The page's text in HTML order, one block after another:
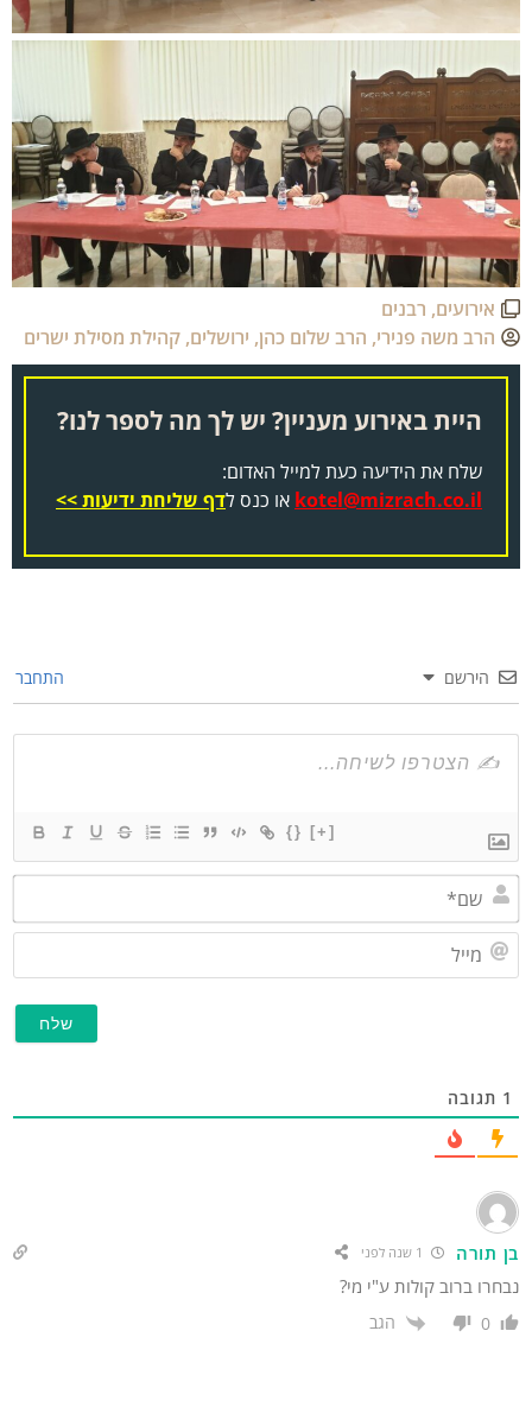
אירועים,רבנים
הרב משה פנירי,הרב שלום כהן,ירושלים,קהילת מסילת ישרים
היית באירוע מעניין? יש לך מה לספר לנו?
שלח את הידיעה כעת למייל האדום:
kotel@mizrach.co.ilאו כנס לדף שליחת ידיעות >>
הירשם התחבר
{}
מייל
תגובה
תורה
ברוב קולות ע"י מי?
0 הגב